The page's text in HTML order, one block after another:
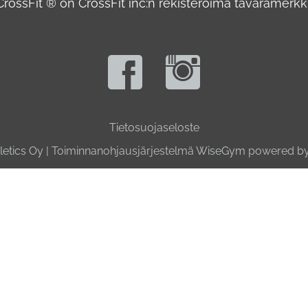
® on CrossFit inc:n rekisteröimä
Tietosuojaseloste
Oy | Toiminnanohjausjärjestelmä WiseGym powered